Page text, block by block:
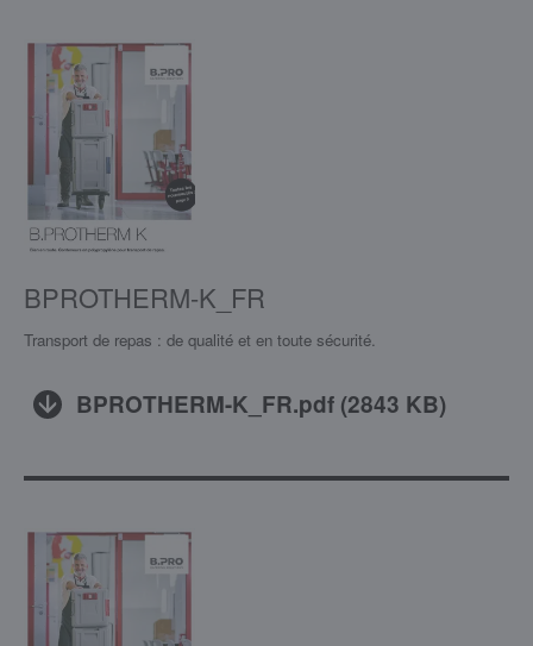
BPROTHERM-K_FR
Transport de repas : de qualité et en toute sécurité.
BPROTHERM-K_FR.pdf (2843 KB)